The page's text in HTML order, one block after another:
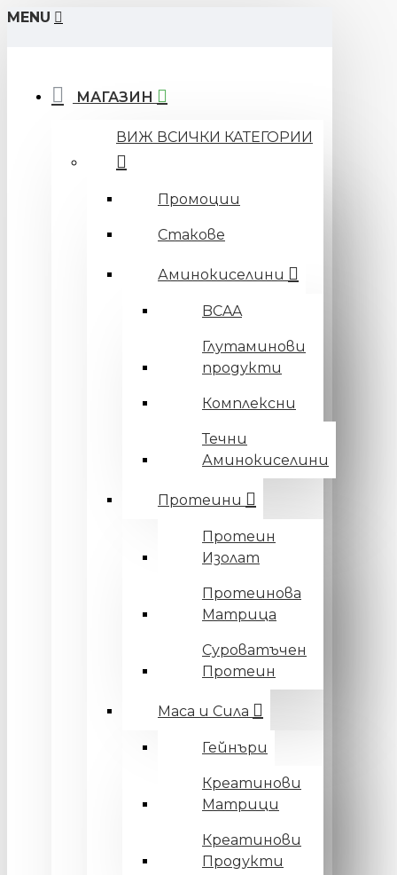
MENU
МАГАЗИН
ВИЖ ВСИЧКИ КАТЕГОРИИ
Промоции
Стакове
Аминокиселини
BCAA
Глутаминови
продукти
Комплексни
Течни
Аминокиселини
Протеини
Протеин
Изолат
Протеинова
Матрица
Суроватъчен
Протеин
Маса и Сила
Гейнъри
Креатинови
Матрици
Креатинови
Продукти